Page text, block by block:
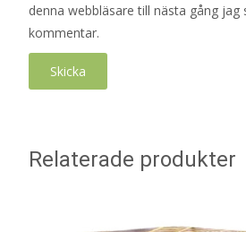
denna webbläsare till nästa gång jag
kommentar.
Relaterade produkter